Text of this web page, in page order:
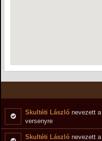
Skultéti László nevezett a
versenyre
Skultéti László nevezett a